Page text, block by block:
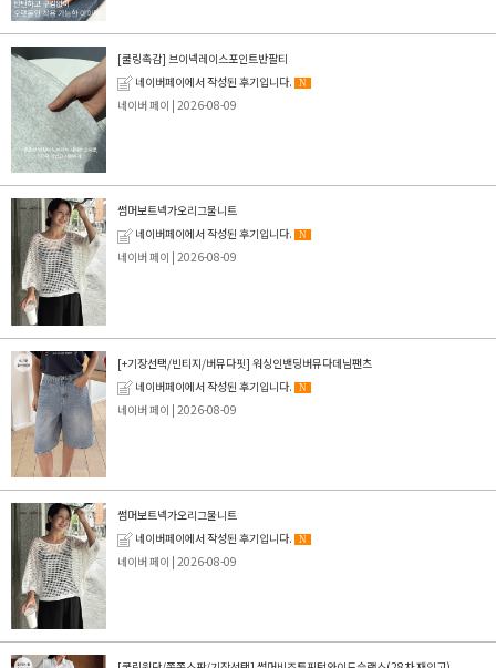
[쿨링촉감] 브이넥레이스포인트반팔티
네이버페이에서 작성된 후기입니다.
N
네이버 페이 | 2026-08-09
썸머보트넥가오리그물니트
네이버페이에서 작성된 후기입니다.
N
네이버 페이 | 2026-08-09
[+기장선택/빈티지/버뮤다핏] 워싱인밴딩버뮤다데님팬츠
네이버페이에서 작성된 후기입니다.
N
네이버 페이 | 2026-08-09
썸머보트넥가오리그물니트
네이버페이에서 작성된 후기입니다.
N
네이버 페이 | 2026-08-09